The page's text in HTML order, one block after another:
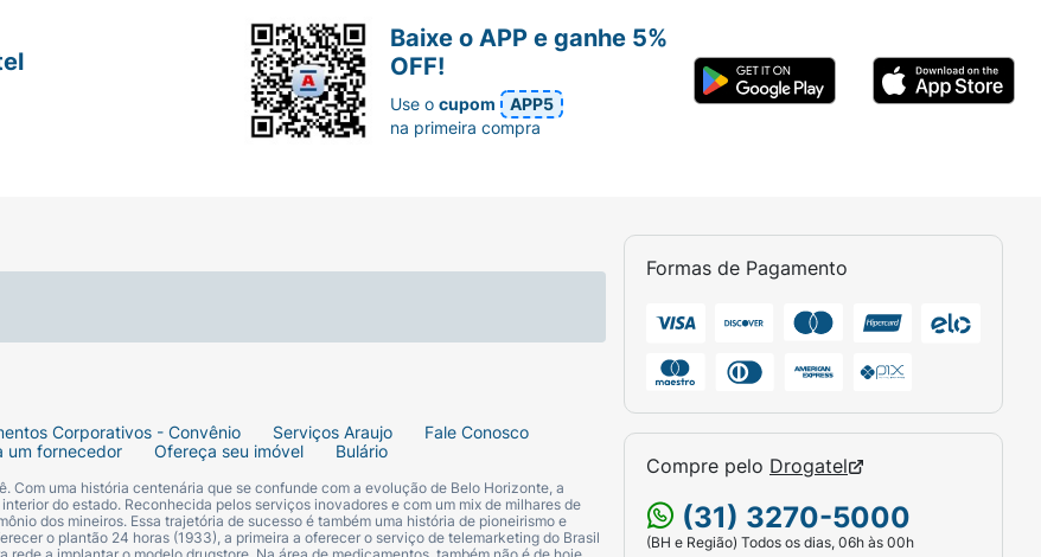
Corporativos - Convênio Serviços Araujo
Fale Conosco
um fornecedor Ofereça seu imóvel Bulário
Com uma história centenária que se confunde com a evolução de Belo Horizonte, a
do estado. Reconhecida pelos serviços inovadores e com um mix de milhares de
dos mineiros. Essa trajetória de sucesso é também uma história de pioneirismo e
o plantão 24 horas (1933), a primeira a oferecer o serviço de telemarketing do Brasil
Formas de Pagamento
Compre pelo Drogatel
(31) 3270-5000
(BH e Região) Todos os dias, 06h às 00h
Baixe o APP e ganhe 5%
OFF!
Use ocupom
APP5
na primeira compra